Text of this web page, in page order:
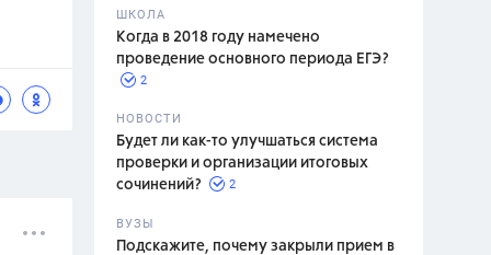
ШКОЛА
Когда в 2018 году намечено
проведение основного периода ЕГЭ?
2
НОВОСТИ
Будет ли как-то улучшаться система
проверки и организации итоговых
сочинений?
2
ВУЗЫ
Подскажите, почему закрыли прием в